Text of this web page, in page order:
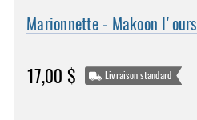
Marionnette - Makoon l'ours
17,00 $ Livraison standard